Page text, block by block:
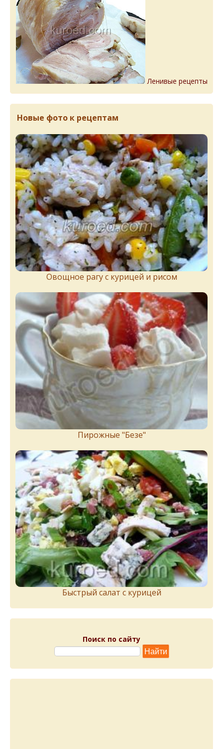
Ленивые рецепты
Новые фото к рецептам
Овощное рагу с курицей и рисом
Пирожныe "Бeзe"
Быстрый салат с курицей
Поиск по сайту